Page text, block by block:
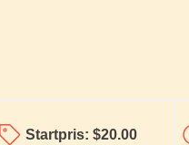
Startpris:$20.00